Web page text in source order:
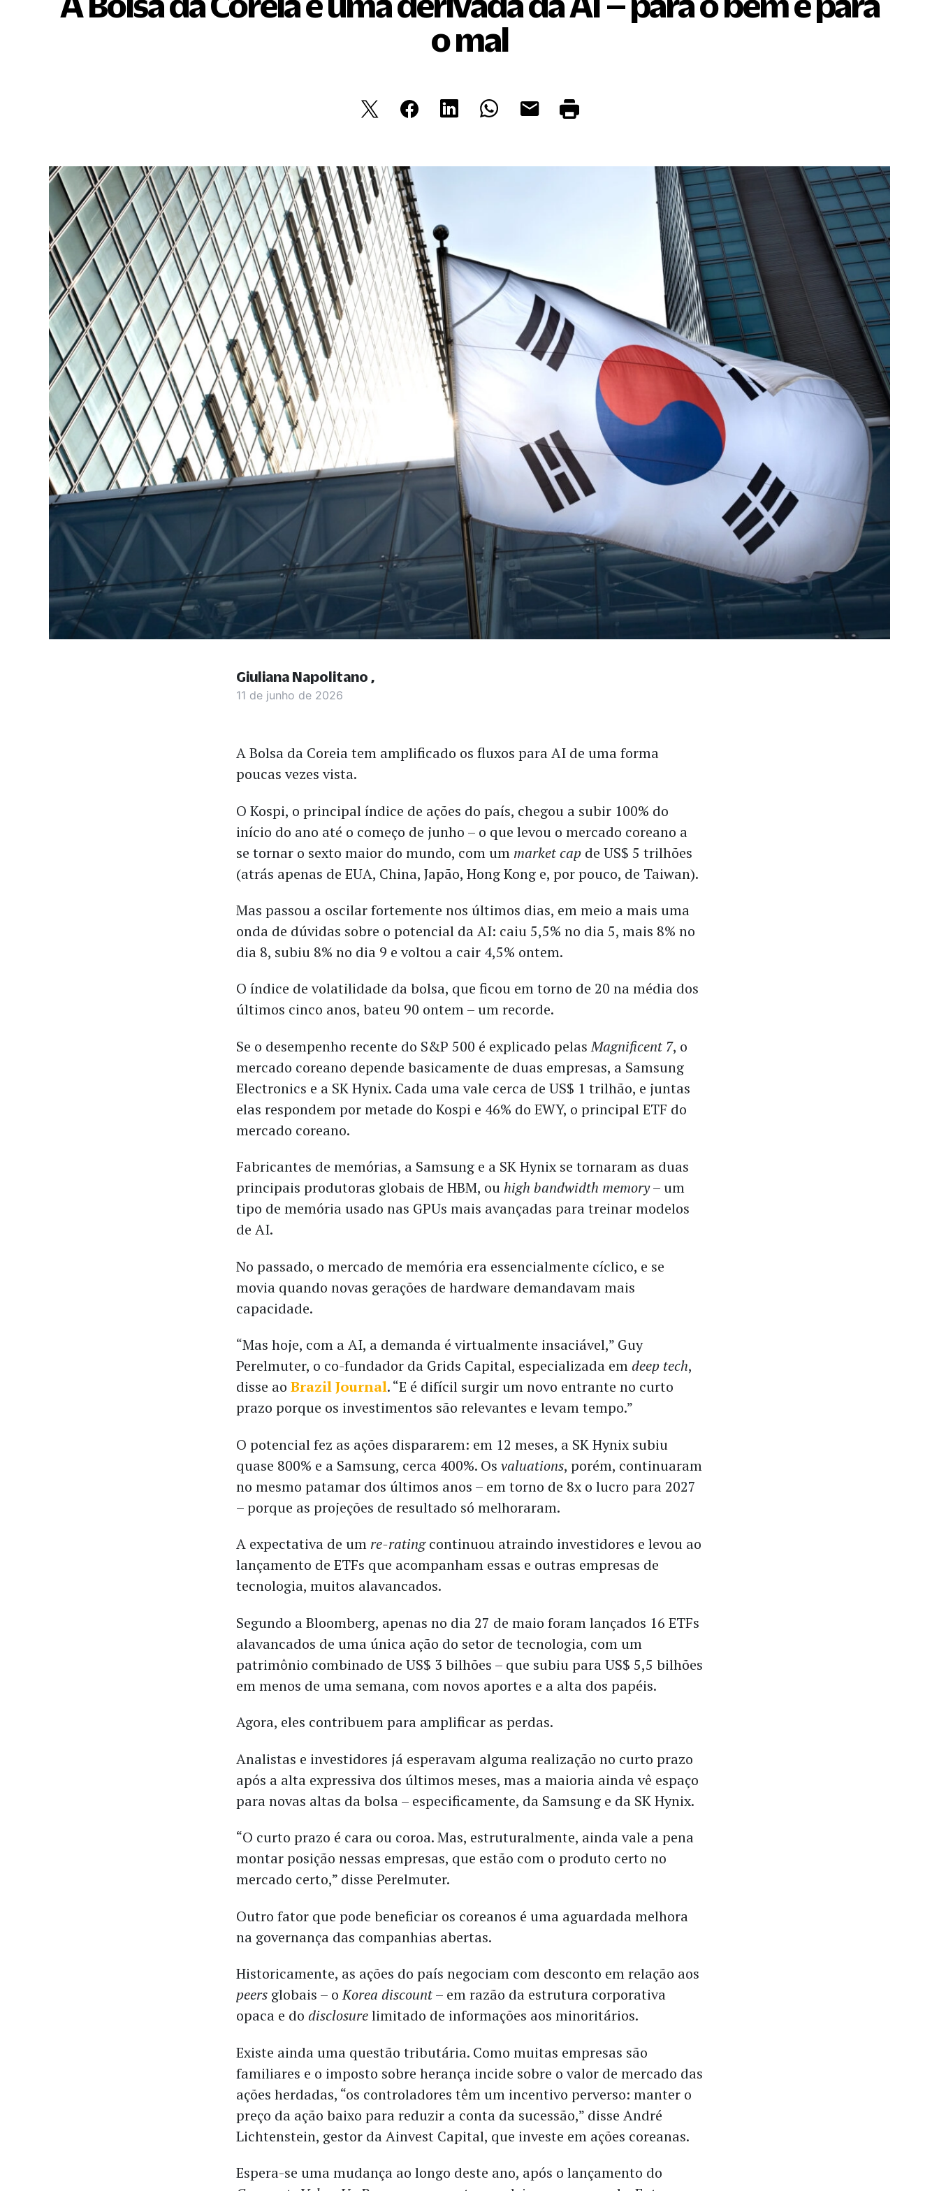
o mal
11 de junho de 2026
A Bolsa da Coreia tem amplificado os fluxos para AI de uma forma
poucas vezes vista.
O Kospi, o principal índice de ações do país, chegou a subir 100% do
início do ano até o começo de junho – o que levou o mercado coreano a
se tornar o sexto maior do mundo, com um market cap de US$ 5 trilhões
(atrás apenas de EUA, China, Japão, Hong Kong e, por pouco, de Taiwan).
Mas passou a oscilar fortemente nos últimos dias, em meio a mais uma
onda de dúvidas sobre o potencial da AI: caiu 5,5% no dia 5, mais 8% no
dia 8, subiu 8% no dia 9 e voltou a cair 4,5% ontem.
O índice de volatilidade da bolsa, que ficou em torno de 20 na média dos
últimos cinco anos, bateu 90 ontem – um recorde.
Se o desempenho recente do S&P 500 é explicado pelasMagnificent 7, o
mercado coreano depende basicamente de duas empresas, a Samsung
Electronics e a SK Hynix. Cada uma vale cerca de US$ 1 trilhão, e juntas
elas respondem por metade do Kospi e 46% do EWY, o principal ETF do
mercado coreano.
Fabricantes de memórias, a Samsung e a SK Hynix se tornaram as duas
principais produtoras globais de HBM, ouhigh bandwidth memory– um
tipo de memória usado nas GPUs mais avançadas para treinar modelos
de AI.
No passado, o mercado de memória era essencialmente cíclico, e se
movia quando novas gerações de hardware demandavam mais
capacidade.
“Mas hoje, com a AI, a demanda é virtualmente insaciável,” Guy
Perelmuter, o co-fundador da Grids Capital, especializada em deep tech,
disse ao Brazil Journal. “E é difícil surgir um novo entrante no curto
prazo porque os investimentos são relevantes e levam tempo.”
O potencial fez as ações dispararem: em 12 meses, a SK Hynix subiu
quase 800% e a Samsung, cerca 400%. Os valuations, porém, continuaram
no mesmo patamar dos últimos anos – em torno de 8x o lucro para 2027
– porque as projeções de resultado só melhoraram.
A expectativa de um re-ratingcontinuou atraindo investidores e levou ao
lançamento de ETFs que acompanham essas e outras empresas de
tecnologia, muitos alavancados.
Segundo a Bloomberg, apenas no dia 27 de maio foram lançados 16 ETFs
alavancados de uma única ação do setor de tecnologia, com um
patrimônio combinado de US$ 3 bilhões – que subiu para US$ 5,5 bilhões
em menos de uma semana, com novos aportes e a alta dos papéis.
Agora, eles contribuem para amplificar as perdas.
Analistas e investidores já esperavam alguma realização no curto prazo
após a alta expressiva dos últimos meses, mas a maioria ainda vê espaço
para novas altas da bolsa – especificamente, da Samsung e da SK Hynix.
“O curto prazo é cara ou coroa. Mas, estruturalmente, ainda vale a pena
montar posição nessas empresas, que estão com o produto certo no
mercado certo,” disse Perelmuter.
Outro fator que pode beneficiar os coreanos é uma aguardada melhora
na governança das companhias abertas.
Historicamente, as ações do país negociam com desconto em relação aos
peers globais – oKorea discount– em razão da estrutura corporativa
opaca e do disclosurelimitado de informações aos minoritários.
Existe ainda uma questão tributária. Como muitas empresas são
familiares e o imposto sobre herança incide sobre o valor de mercado das
ações herdadas, “os controladores têm um incentivo perverso: manter o
preço da ação baixo para reduzir a conta da sucessão,” disse André
Lichtenstein, gestor da Ainvest Capital, que investe em ações coreanas.
Espera-se uma mudança ao longo deste ano, após o lançamento do
Giuliana Napolitano